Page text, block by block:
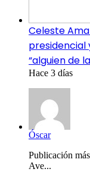
Celeste
presidencial
“alguien de
Hace 3 días
Óscar
Publicación
Ave...